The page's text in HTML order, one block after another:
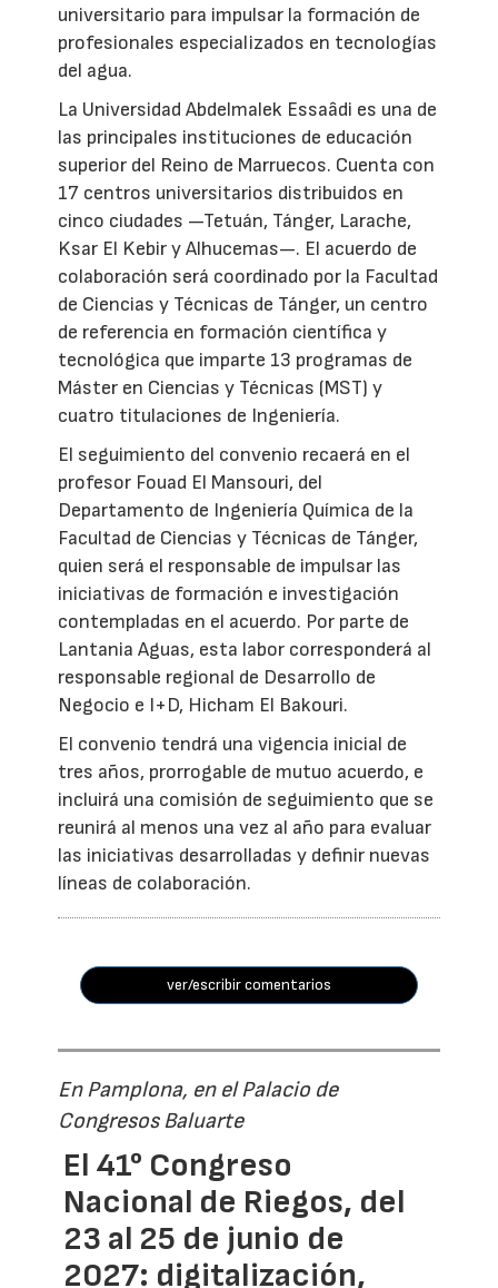
universitario para impulsar la formación de
profesionales especializados en tecnologías
del agua.
La Universidad Abdelmalek Essaâdi es una de
las principales instituciones de educación
superior del Reino de Marruecos. Cuenta con
17 centros universitarios distribuidos en
cinco ciudades —Tetuán, Tánger, Larache,
Ksar El Kebir y Alhucemas—. El acuerdo de
colaboración será coordinado por la Facultad
de Ciencias y Técnicas de Tánger, un centro
de referencia en formación científica y
tecnológica que imparte 13 programas de
Máster en Ciencias y Técnicas (MST) y
cuatro titulaciones de Ingeniería.
El seguimiento del convenio recaerá en el
profesor Fouad El Mansouri, del
Departamento de Ingeniería Química de la
Facultad de Ciencias y Técnicas de Tánger,
quien será el responsable de impulsar las
iniciativas de formación e investigación
contempladas en el acuerdo. Por parte de
Lantania Aguas, esta labor corresponderá al
responsable regional de Desarrollo de
Negocio e I+D, Hicham El Bakouri.
El convenio tendrá una vigencia inicial de
tres años, prorrogable de mutuo acuerdo, e
incluirá una comisión de seguimiento que se
reunirá al menos una vez al año para evaluar
las iniciativas desarrolladas y definir nuevas
líneas de colaboración.
ver/escribir comentarios
En Pamplona, en el Palacio de
Congresos Baluarte
El 41° Congreso
Nacional de Riegos, del
23 al 25 de junio de
2027: digitalización,